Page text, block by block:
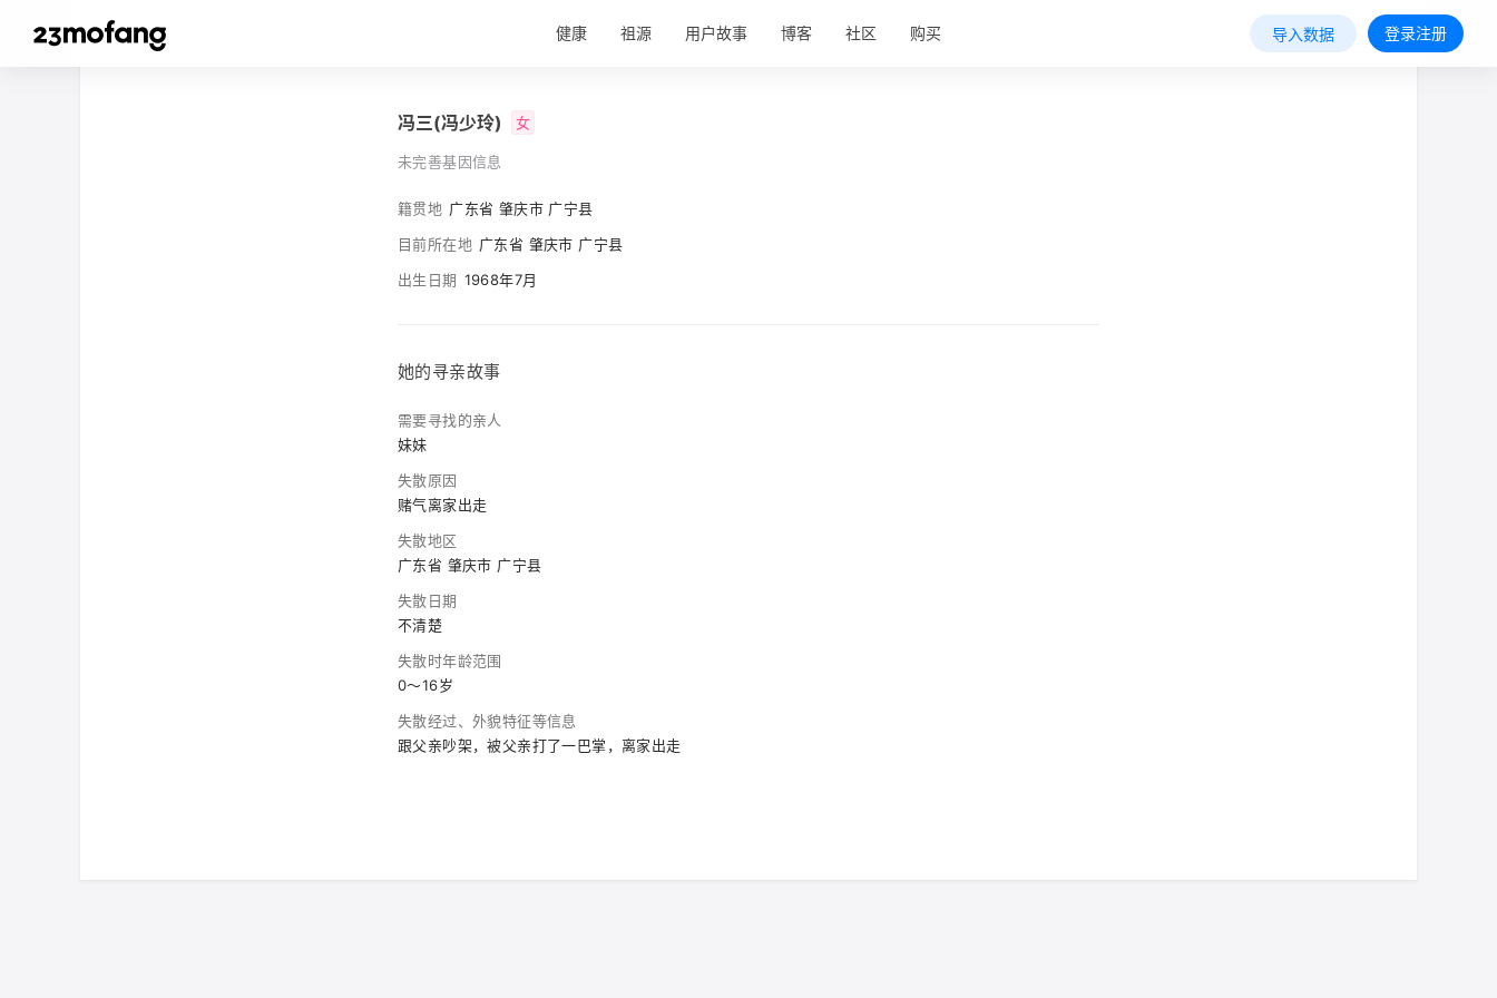
健康 祖源 用户故事 博客 社区 购买 导入数据 登录注册
冯三(冯少玲) 女
未完善基因信息
籍贯地 广东省 肇庆市 广宁县
目前所在地 广东省 肇庆市 广宁县
出生日期 1968年7月
她的寻亲故事
需要寻找的亲人
妹妹
失散原因
赌气离家出走
失散地区
广东省 肇庆市 广宁县
失散日期
不清楚
失散时年龄范围
0～16岁
失散经过、外貌特征等信息
跟父亲吵架，被父亲打了一巴掌，离家出走